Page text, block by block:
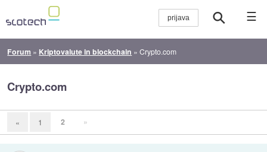
☰
Forum » Kriptovalute in blockchain »Crypto.com
Crypto.com
« 1 2 »